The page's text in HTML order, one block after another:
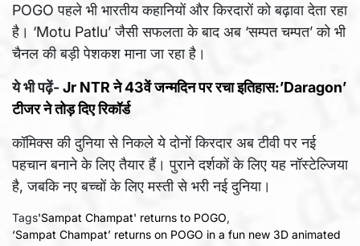
POGO पहले भी भारतीय कहानियों और किरदारों को बढ़ावा देता रहा
है। ‘Motu Patlu’ जैसी सफलता के बाद अब ‘सम्पत चम्पत’ को भी
चैनल की बड़ी पेशकश माना जा रहा है।
ये भी पढ़ें-Jr NTR ने 43वें जन्मदिन पर रचा इतिहास:’Daragon’
टीजर ने तोड़ दिए रिकॉर्ड
कॉमिक्स की दुनिया से निकले ये दोनों किरदार अब टीवी पर नई
पहचान बनाने के लिए तैयार हैं। पुराने दर्शकों के लिए यह नॉस्टेल्जिया
है, जबकि नए बच्चों के लिए मस्ती से भरी नई दुनिया।
Tags'Sampat Champat' returns to POGO,
‘Sampat Champat’ returns on POGO in a fun new 3D animated